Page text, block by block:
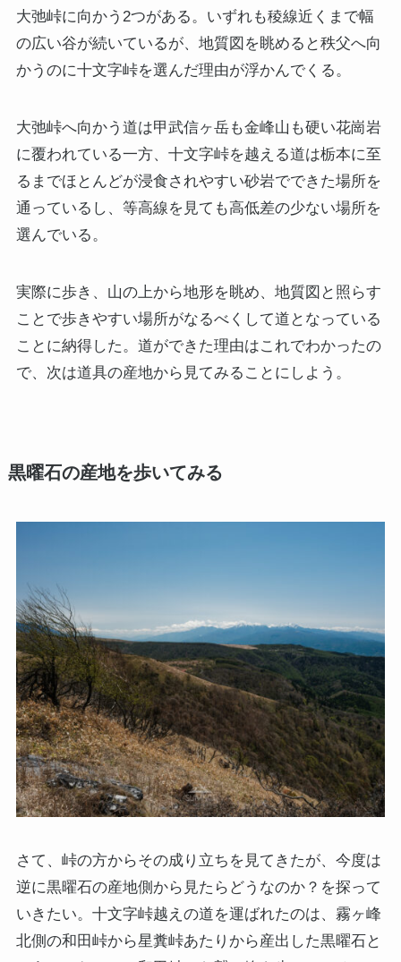
大弛峠に向かう2つがある。いずれも稜線近くまで幅
の広い谷が続いているが、地質図を眺めると秩父へ向
かうのに十文字峠を選んだ理由が浮かんでくる。
大弛峠へ向かう道は甲武信ヶ岳も金峰山も硬い花崗岩
に覆われている一方、十文字峠を越える道は栃本に至
るまでほとんどが浸食されやすい砂岩でできた場所を
通っているし、等高線を見ても高低差の少ない場所を
選んでいる。
実際に歩き、山の上から地形を眺め、地質図と照らす
ことで歩きやすい場所がなるべくして道となっている
ことに納得した。道ができた理由はこれでわかったの
で、次は道具の産地から見てみることにしよう。
黒曜石の産地を歩いてみる
さて、峠の方からその成り立ちを見てきたが、今度は
逆に黒曜石の産地側から見たらどうなのか？を探って
いきたい。十文字峠越えの道を運ばれたのは、霧ヶ峰
北側の和田峠から星糞峠あたりから産出した黒曜石と